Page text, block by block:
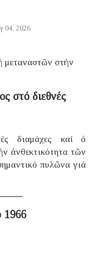
04, 2026
μεταναστῶν στήν
στό διεθνές
διαμάχες καί ὁ
ἀνθεκτικότητα τῶν
πυλῶνα γιά
1966